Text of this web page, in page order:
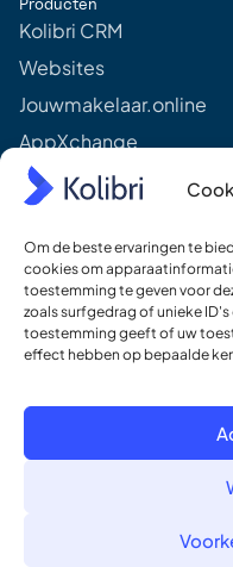
Om de beste ervaringen te
cookies om
toestemming te geven voor
zoals surfgedrag of unieke ID's
toestemming geeft of uw
effect hebben op bepaalde
d
r
s
*
Kolibri CRM
Websites
Jouwmakelaar.online
AppXchange
Mediapartners
Meer van Kolibri
Kolibri voor developers
Ons DNA
Ons team
Contact
© Kolibri,